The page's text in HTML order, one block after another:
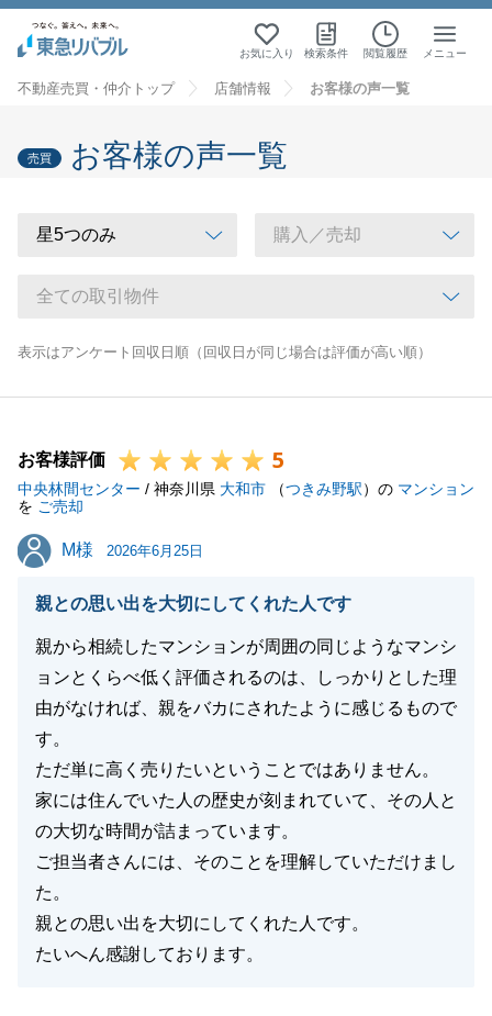
お気に入り 検索条件 閲覧履歴 メニュー
不動産売買・仲介トップ 店舗情報 お客様の声一覧
売買 お客様の声一覧
表示はアンケート回収日順（回収日が同じ場合は評価が高い順）
お客様評価 5
中央林間センター / 神奈川県 大和市 （つきみ野駅）の マンション
を ご売却
M様
M様 2026年6月25日
親との思い出を大切にしてくれた人です
親から相続したマンションが周囲の同じようなマンシ
ョンとくらべ低く評価されるのは、しっかりとした理
由がなければ、親をバカにされたように感じるもので
す。
ただ単に高く売りたいということではありません。
家には住んでいた人の歴史が刻まれていて、その人と
の大切な時間が詰まっています。
ご担当者さんには、そのことを理解していただけまし
た。
親との思い出を大切にしてくれた人です。
たいへん感謝しております。